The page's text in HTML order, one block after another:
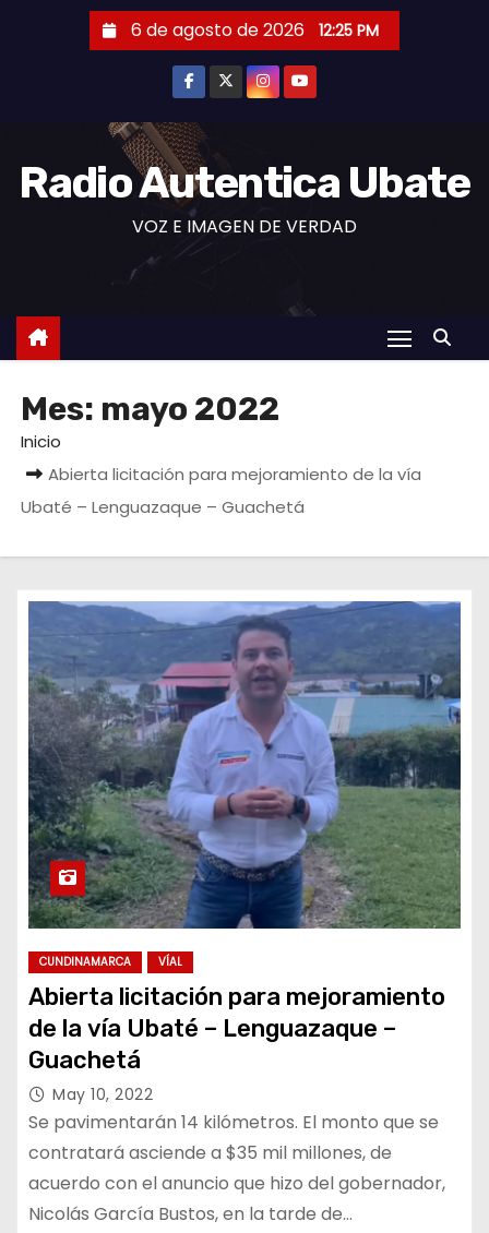
6 de agosto de 2026 12:25 PM
Radio Autentica Ubate
VOZ E IMAGEN DE VERDAD
Mes: mayo 2022
Inicio
Abierta licitación para mejoramiento de la vía
Ubaté – Lenguazaque – Guachetá
CUNDINAMARCA VÍAL
Abierta licitación para mejoramiento
de la vía Ubaté – Lenguazaque –
Guachetá
May 10, 2022
Se pavimentarán 14 kilómetros. El monto que se
contratará asciende a $35 mil millones, de
acuerdo con el anuncio que hizo del gobernador,
Nicolás García Bustos, en la tarde de…